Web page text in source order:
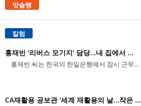
맛슐랭
칼럼
홍재빈 ‘리버스 모기지’ 담당...내 집에서 ...
홍재빈 씨는 한국의 한일은행에서 잠시 근무...
CA재활용 공보관 '세계 재활용의 날...작은 ...